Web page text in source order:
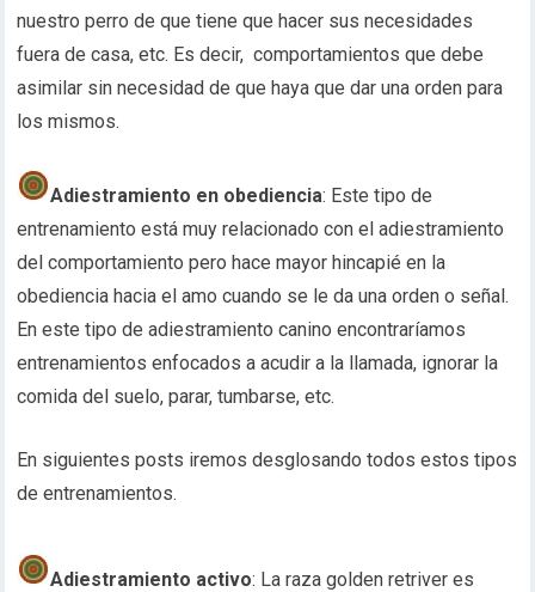
nuestro perro de que tiene que hacer sus necesidades
fuera de casa, etc. Es decir, comportamientos que debe
asimilar sin necesidad de que haya que dar una orden para
los mismos.
Adiestramiento en obediencia: Este tipo de
entrenamiento está muy relacionado con el adiestramiento
del comportamiento pero hace mayor hincapié en la
obediencia hacia el amo cuando se le da una orden o señal.
En este tipo de adiestramiento canino encontraríamos
entrenamientos enfocados a acudir a la llamada, ignorar la
comida del suelo, parar, tumbarse, etc.
En siguientes posts iremos desglosando todos estos tipos
de entrenamientos.
Adiestramiento activo: La raza golden retriver es